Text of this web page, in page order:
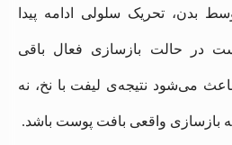
بدن، تحریک سلولی ادامه پیدا
در حالت بازسازی فعال باقی
می‌شود نتیجه‌ی لیفت با نخ، نه
بازسازی واقعی بافت پوست باشد.